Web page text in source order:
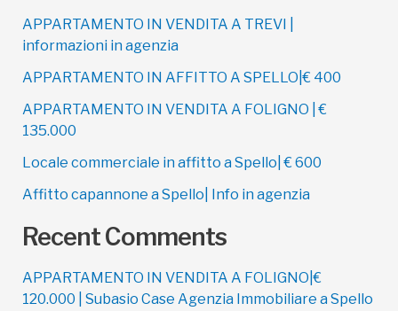
APPARTAMENTO IN VENDITA A TREVI |
informazioni in agenzia
APPARTAMENTO IN AFFITTO A SPELLO|€ 400
APPARTAMENTO IN VENDITA A FOLIGNO | €
135.000
Locale commerciale in affitto a Spello| € 600
Affitto capannone a Spello| Info in agenzia
Recent Comments
APPARTAMENTO IN VENDITA A FOLIGNO|€
120.000 | Subasio Case Agenzia Immobiliare a Spello